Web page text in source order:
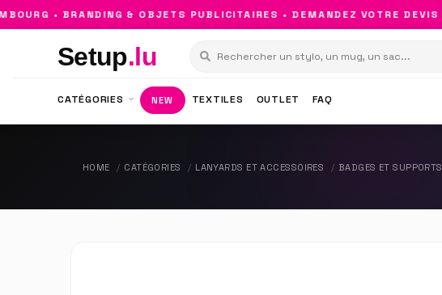
• BRANDING & OBJETS PUBLICITAIRES • DEMANDEZ VOTRE DEVIS •
Setup.lu
CATÉGORIES NEW TEXTILES OUTLET FAQ
HOME CATÉGORIES LANYARDS ET ACCESSOIRES BADGES ET SUPPORTS